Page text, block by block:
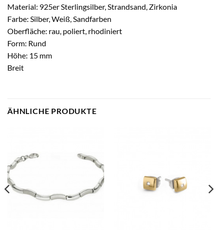
Material: 925er Sterlingsilber, Strandsand, Zirkonia
Farbe: Silber, Weiß, Sandfarben
Oberfläche: rau, poliert, rhodiniert
Form: Rund
Höhe: 15 mm
Breit
ÄHNLICHE PRODUKTE